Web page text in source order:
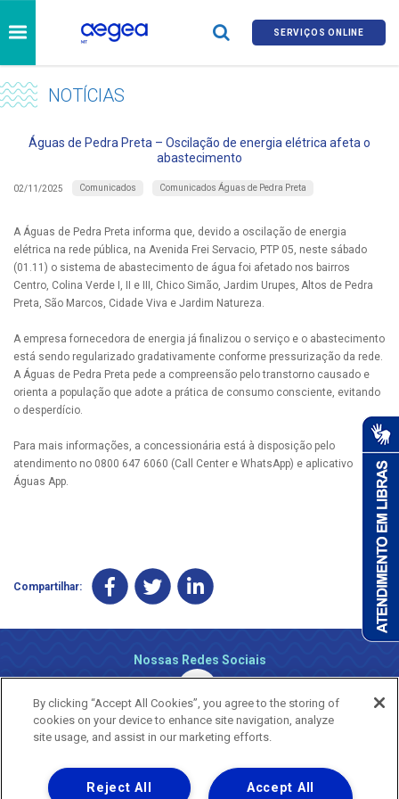
SERVIÇOS ONLINE
NOTÍCIAS
Águas de Pedra Preta – Oscilação de energia elétrica afeta o
abastecimento
02/11/2025 Comunicados Comunicados Águas de Pedra Preta
A Águas de Pedra Preta informa que, devido a oscilação de energia
elétrica na rede pública, na Avenida Frei Servacio, PTP 05, neste sábado
(01.11) o sistema de abastecimento de água foi afetado nos bairros
Centro, Colina Verde I, II e III, Chico Simão, Jardim Urupes, Altos de Pedra
Preta, São Marcos, Cidade Viva e Jardim Natureza.
A empresa fornecedora de energia já finalizou o serviço e o abastecimento
está sendo regularizado gradativamente conforme pressurização da rede.
A Águas de Pedra Preta pede a compreensão pelo transtorno causado e
orienta a população que adote a prática de consumo consciente, evitando
o desperdício.
Para mais informações, a concessionária está à disposição pelo
atendimento no 0800 647 6060 (Call Center e WhatsApp) e aplicativo
Águas App.
Compartilhar:
Nossas Redes Sociais
Uma empresa
By clicking “Accept All Cookies”, you agree to the storing of
cookies on your device to enhance site navigation, analyze
site usage, and assist in our marketing efforts.
Accept All
Reject All